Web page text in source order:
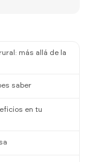
más allá de la
saber
en tu